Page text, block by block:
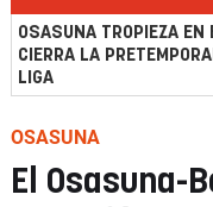
OSASUNA TROPIEZA EN
CIERRA LA
LIGA
OSASUNA
El Osasuna-